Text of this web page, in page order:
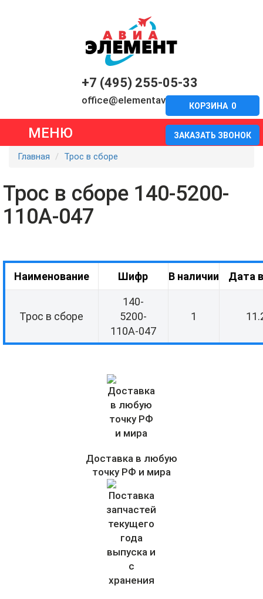
+7 (495) 255-05-33
office@elementavia.ru
ЗАКАЗАТЬ ЗВОНОК
КОРЗИНА 0
МЕНЮ
Главная Трос в сборе
Трос в сборе 140-5200-
110А-047
Наименование Шифр В наличии Дата
Трос в сборе
140-
5200-
110А-047
1
Доставка в любую
точку РФ и мира